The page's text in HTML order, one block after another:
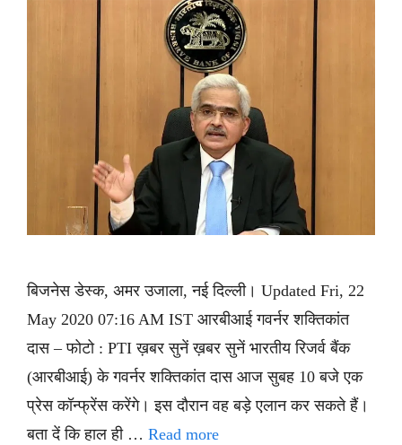
बिजनेस डेस्क, अमर उजाला, नई दिल्ली। Updated Fri, 22
May 2020 07:16 AM IST आरबीआई गवर्नर शक्तिकांत
दास – फोटो : PTI ख़बर सुनें ख़बर सुनें भारतीय रिजर्व बैंक
(आरबीआई) के गवर्नर शक्तिकांत दास आज सुबह 10 बजे एक
प्रेस कॉन्फ्रेंस करेंगे। इस दौरान वह बड़े एलान कर सकते हैं।
बता दें कि हाल ही … Read more